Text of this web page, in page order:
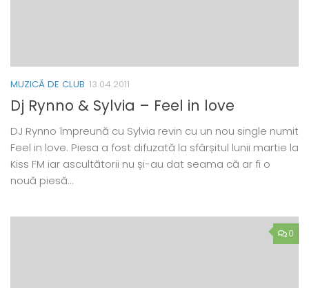
MUZICĂ DE CLUB 13.04.2011
Dj Rynno & Sylvia – Feel in love
DJ Rynno împreună cu Sylvia revin cu un nou single numit
Feel in love. Piesa a fost difuzată la sfârșitul lunii martie la
Kiss FM iar ascultătorii nu și-au dat seama că ar fi o
nouă piesă…
0